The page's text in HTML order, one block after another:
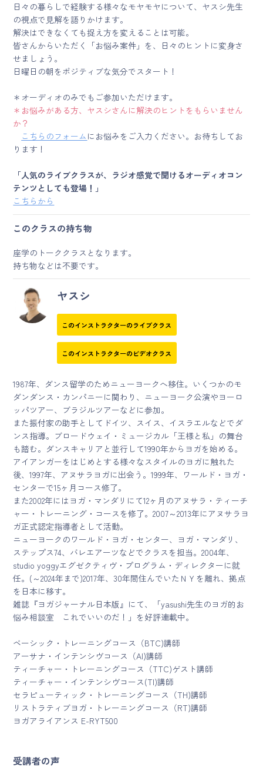
日々の暮らしで経験する様々なモヤモヤについて、ヤスシ先生
の視点で見解を語りかけます。
解決はできなくても捉え方を変えることは可能。
皆さんからいただく「お悩み案件」を、日々のヒントに変身さ
せましょう。
日曜日の朝をポジティブな気分でスタート！
＊オーディオのみでもご参加いただけます。
＊お悩みがある方、ヤスシさんに解決のヒントをもらいません
か？
こちらのフォーム にお悩みをご入力ください。お待ちしてお
ります！
「人気のライブクラスが、ラジオ感覚で聞けるオーディオコン
テンツとしても登場！」
こちらから
このクラスの持ち物
座学のトーククラスとなります。
持ち物などは不要です。
ヤスシ
このインストラクターのライブクラス
このインストラクターのビデオクラス
1987年、ダンス留学のためニューヨークへ移住。いくつかのモ
ダンダンス・カンパニーに関わり、ニューヨーク公演やヨーロ
ッパツアー、ブラジルツアーなどに参加。
また振付家の助手としてドイツ、スイス、イスラエルなどでダ
ンス指導。ブロードウェイ・ミュージカル「王様と私」の舞台
も踏む。ダンスキャリアと並行して1990年からヨガを始める。
アイアンガーをはじめとする様々なスタイルのヨガに触れた
後、1997年、アヌサラヨガに出会う。1999年、ワールド・ヨガ・
センターで15ヶ月コース修了。
また2002年にはヨガ・マンダリにて12ヶ月のアヌサラ・ティーチ
ャー・トレーニング・コースを修了。2007～2013年にアヌサラヨ
ガ正式認定指導者として活動。
ニューヨークのワールド・ヨガ・センター、ヨガ・マンダリ、
ステップス74、バレエアーツなどでクラスを担当。2004年、
studio yoggyエグゼクティヴ・プログラム・ディレクターに就
任。(～2024年まで)2017年、30年間住んでいたＮＹを離れ、拠点
を日本に移す。
雑誌『ヨガジャーナル日本版』にて、「yasushi先生のヨガ的お
悩み相談室 これでいいのだ！」を好評連載中。
ベーシック・トレーニングコース（BTC)講師
アーサナ・インテンシヴコース（AI)講師
ティーチャー・トレーニングコース（TTC)ゲスト講師
ティーチャー・インテンシヴコース(TI)講師
セラピューティック・トレーニングコース（TH)講師
リストラティブヨガ・トレーニングコース（RT)講師
ヨガアライアンス E-RYT500
受講者の声